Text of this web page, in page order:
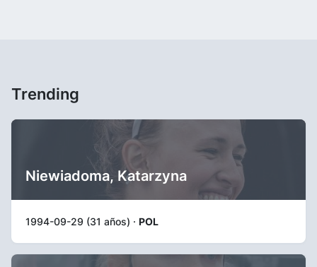
Trending
Niewiadoma, Katarzyna
1994-09-29 (31 años) · POL